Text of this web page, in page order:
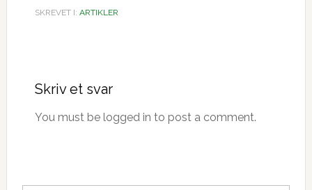
SKREVET I: ARTIKLER
Skriv et svar
You must be logged in to post a comment.
Primær